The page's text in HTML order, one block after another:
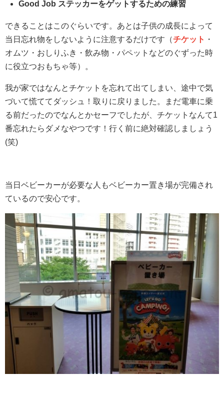
Good Job ステッカーをゲットするための練習
できることはこのぐらいです。あとは子供の成長によって
当日忘れ物をしないように注意するだけです（チケット ・
オムツ・おしりふき・飲み物・パペットなどのぐずった時
に役立つおもちゃ等）。
我が家ではなんとチケットを忘れて出てしまい、途中で気
づいて慌ててダッシュ！取りに戻りました。まだ電車に乗
る前だったのでなんとかセーフでしたが、チケットなんて1
番忘れたらダメなやつです！行く前に絶対確認しましょう
(笑)
当日ベビーカーが必要な人もベビーカー置き場が完備され
ているので安心です。